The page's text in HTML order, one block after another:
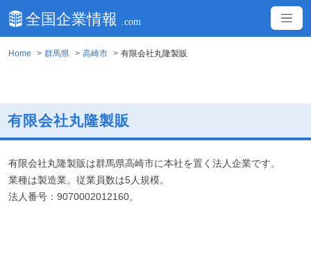
Home 群馬県 高崎市 有限会社丸隆製販
有限会社丸隆製販
有限会社丸隆製販は群馬県高崎市に本社を置く法人企業です。
業種は製造業。従業員数は5人規模。
法人番号：9070002012160。